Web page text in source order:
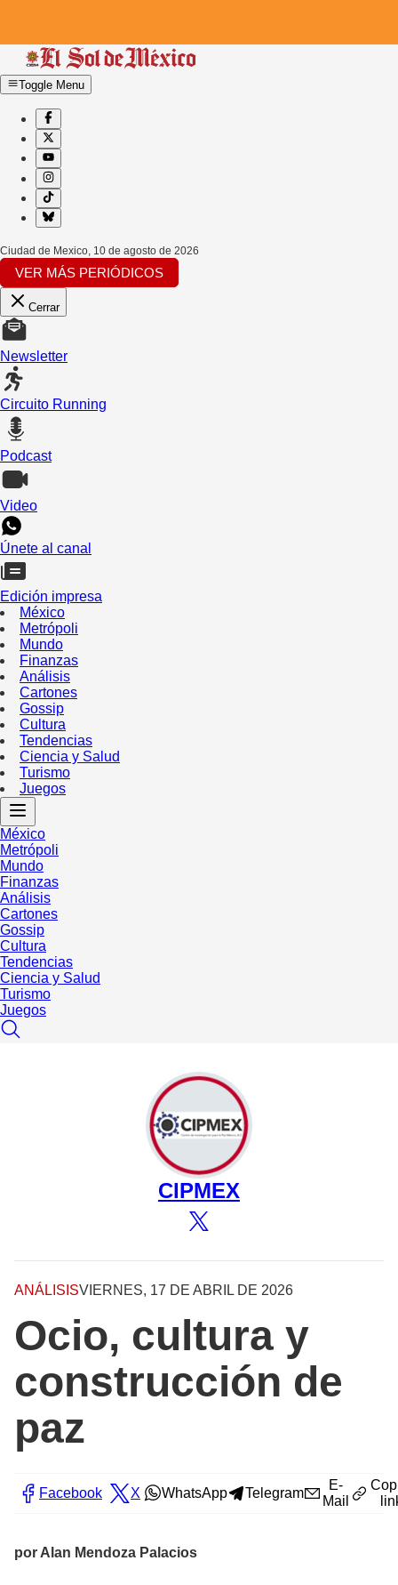
Toggle Menu
Ciudad de Mexico, 10 de agosto de 2026
VER MÁS PERIÓDICOS
Cerrar
Newsletter
Circuito Running
Podcast
Video
Únete al canal
Edición impresa
México
Metrópoli
Mundo
Finanzas
Análisis
Cartones
Gossip
Cultura
Tendencias
Ciencia y Salud
Turismo
Juegos
México
Metrópoli
Mundo
Finanzas
Análisis
Cartones
Gossip
Cultura
Tendencias
Ciencia y Salud
Turismo
Juegos
CIPMEX
ANÁLISISVIERNES, 17 DE ABRIL DE 2026
Ocio, cultura y
construcción de
paz
Facebook X WhatsApp Telegram
E-
Mail
por Alan Mendoza Palacios